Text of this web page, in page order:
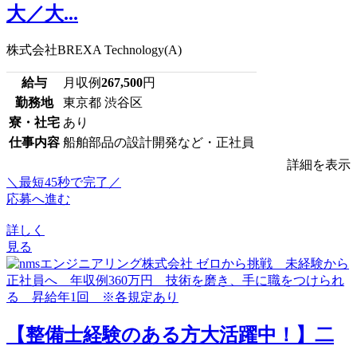
大／大...
株式会社BREXA Technology(A)
給与 月収例267,500円
勤務地
東京都 渋谷区
寮・社宅 あり
仕事内容 船舶部品の設計開発など・正社員
詳細を表示
＼最短45秒で完了／
応募へ進む
詳しく
見る
【整備士経験のある方大活躍中！】二